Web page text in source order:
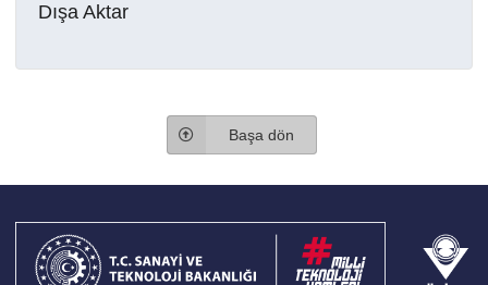
Dışa Aktar
Başa dön